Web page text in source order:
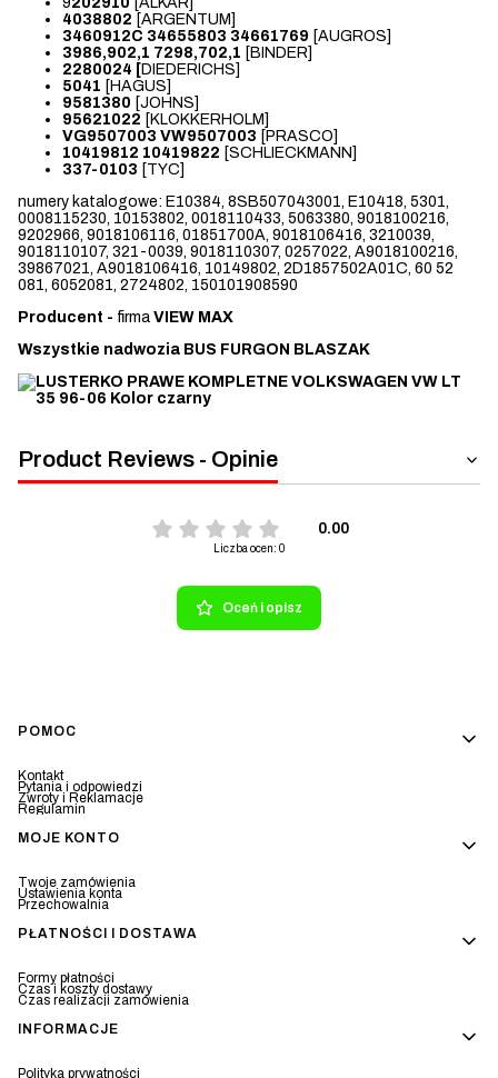
4038802 [ARGENTUM]
3460912C 34655803 34661769 [AUGROS]
3986,902,1 7298,702,1 [BINDER]
2280024 [DIEDERICHS]
5041 [HAGUS]
9581380 [JOHNS]
95621022 [KLOKKERHOLM]
VG9507003 VW9507003 [PRASCO]
10419812 10419822 [SCHLIECKMANN]
337-0103 [TYC]
numery katalogowe: E10384, 8SB507043001, E10418, 5301,
0008115230, 10153802, 0018110433, 5063380, 9018100216,
9202966, 9018106116, 01851700A, 9018106416, 3210039,
9018110107, 321-0039, 9018110307, 0257022, A9018100216,
39867021, A9018106416, 10149802, 2D1857502A01C, 60 52
081, 6052081, 2724802, 150101908590
Producent - firma VIEW MAX
Wszystkie nadwozia BUS FURGON BLASZAK
Product Reviews - Opinie
0.00
Liczba ocen: 0
Oceń i opisz
Linki w stopce
POMOC
Kontakt
Pytania i odpowiedzi
Zwroty i Reklamacje
Regulamin
MOJE KONTO
Twoje zamówienia
Ustawienia konta
Przechowalnia
PŁATNOŚCI I DOSTAWA
Formy płatności
Czas i koszty dostawy
Czas realizacji zamówienia
INFORMACJE
Polityka prywatności